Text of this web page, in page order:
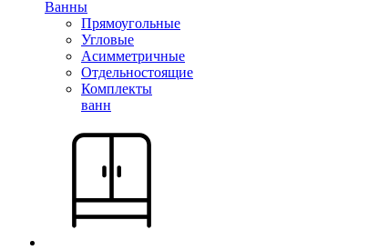
Ванны
Прямоугольные
Угловые
Асимметричные
Отдельностоящие
Комплекты
ванн